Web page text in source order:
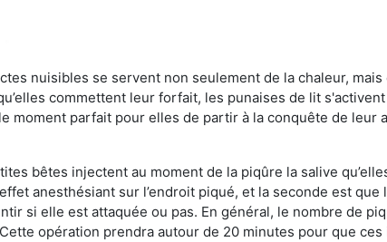
nuisibles se servent non seulement de la chaleur,
commettent leur forfait, les punaises de lit
moment parfait pour elles de partir à la conquête de
bêtes injectent au moment de la piqûre la salive
anesthésiant sur l’endroit piqué, et la seconde est
si elle est attaquée ou pas. En général, le nombre de
opération prendra autour de 20 minutes pour que